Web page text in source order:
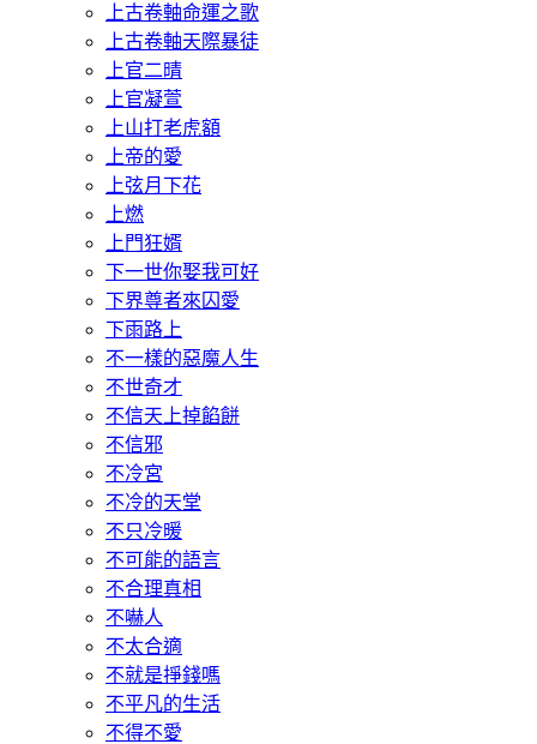
上古卷軸命運之歌
上古卷軸天際暴徒
上官二晴
上官凝萱
上山打老虎額
上帝的愛
上弦月下花
上燃
上門狂婿
下一世你娶我可好
下界尊者來囚愛
下雨路上
不一樣的惡魔人生
不世奇才
不信天上掉餡餅
不信邪
不冷宮
不冷的天堂
不只冷暖
不可能的語言
不合理真相
不嚇人
不太合適
不就是掙錢嗎
不平凡的生活
不得不愛